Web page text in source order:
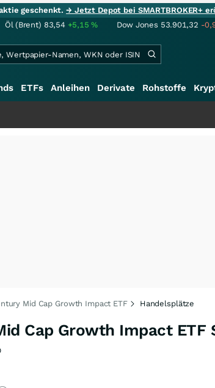
geschenkt.→ Jetzt Depot bei SMARTBROKER+
Öl (Brent) 83,54 +5,15% Dow Jones 53.901,32 -
ETFs Anleihen Derivate Rohstoffe
Mid Cap Growth Impact ETF Handelsplätze
Cap Growth Impact ETF